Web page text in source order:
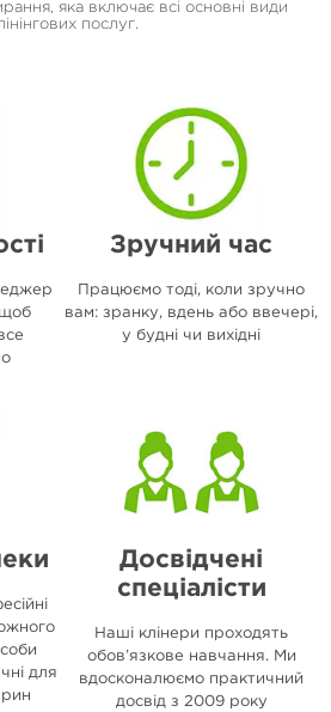
яка включає всі основні види
послуг.
щоб
Зручний час
Працюємо тоді, коли зручно
вам: зранку, вдень або ввечері,
у будні чи вихідні
для
Досвідчені
спеціалісти
Наші клінери проходять
обов’язкове навчання. Ми
вдосконалюємо практичний
досвід з 2009 року